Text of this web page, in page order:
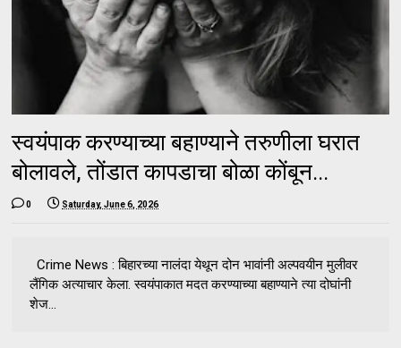
स्वयंपाक करण्याच्या बहाण्याने तरुणीला घरात
बोलावले, तोंडात कापडाचा बोळा कोंबून...
0 Saturday, June 6, 2026
Crime News : बिहारच्या नालंदा येथून दोन भावांनी अल्पवयीन मुलीवर
लैंगिक अत्याचार केला. स्वयंपाकात मदत करण्याच्या बहाण्याने त्या दोघांनी
शेज...